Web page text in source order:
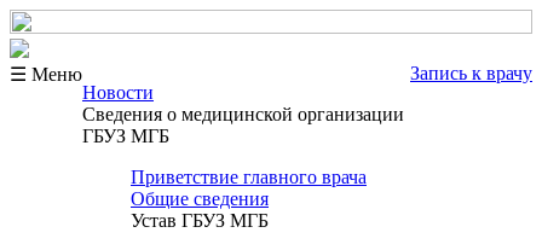
☰ Меню
Запись к врачу
Новости
Сведения о медицинской организации
ГБУЗ МГБ
Приветствие главного врача
Общие сведения
Устав ГБУЗ МГБ